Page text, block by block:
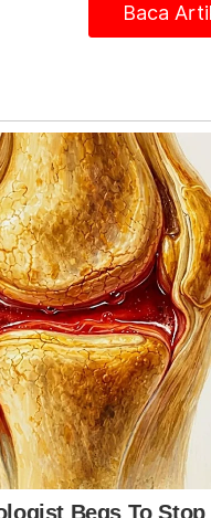
dan negara
semula
yang terlibat
WCIT 2020
Tentang
penyelesaian
masalah sosio-
agama dan sosio
Berkaitan:
Ringgit diunjur
depan
Bursa Malaysia dijangka
depan
Ringgit dijangka
depan
Baca